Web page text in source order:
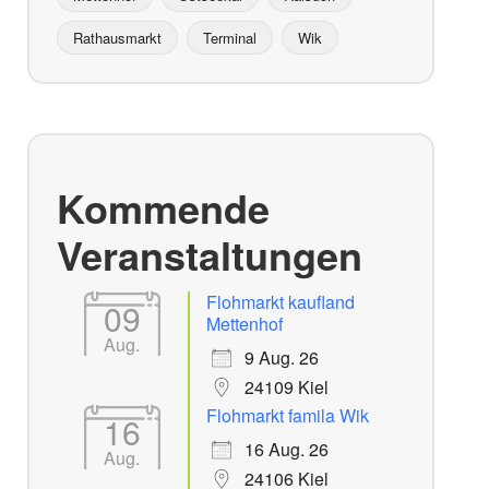
Rathausmarkt Terminal Wik
Kommende
Veranstaltungen
09
Aug.
Flohmarkt kaufland
Mettenhof
9 Aug. 26
24109 Kiel
16
Aug.
Flohmarkt famila Wik
16 Aug. 26
24106 Kiel